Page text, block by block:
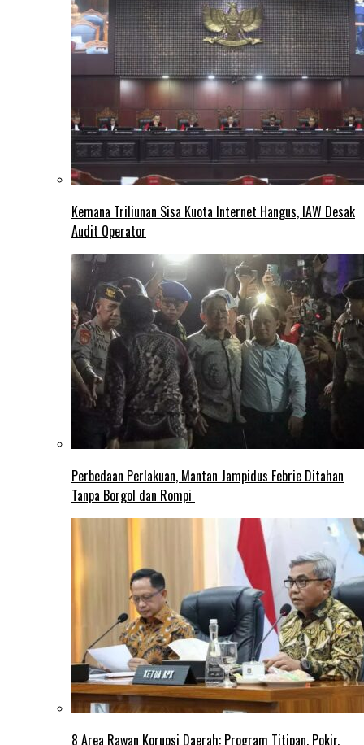
Kemana Triliunan Sisa Kuota Internet Hangus, IAW Desak
Audit Operator
Perbedaan Perlakuan, Mantan Jampidus Febrie Ditahan
Tanpa Borgol dan Rompi
8 Area Rawan Korupsi Daerah: Program Titipan, Pokir,